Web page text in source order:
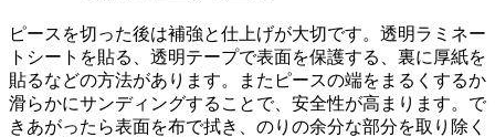
ピースを切った後は補強と仕上げが大切です。透明ラミネー
トシートを貼る、透明テープで表面を保護する、裏に厚紙を
貼るなどの方法があります。またピースの端をまるくするか
滑らかにサンディングすることで、安全性が高まります。で
きあがったら表面を布で拭き、のりの余分な部分を取り除く